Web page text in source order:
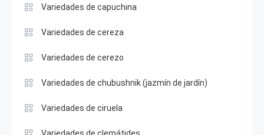
Variedades de capuchina
Variedades de cereza
Variedades de cerezo
Variedades de chubushnik (jazmín de jardín)
Variedades de ciruela